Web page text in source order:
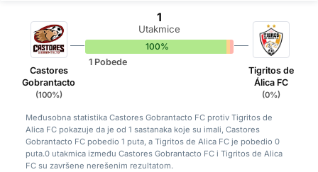
Castores
Gobrantacto
(100%)
1
Utakmice
100% 0%
0%
1 Pobede
Tigritos de
Álica FC
(0%)
Međusobna statistika Castores Gobrantacto FC protiv Tigritos de
Alica FC pokazuje da je od 1 sastanaka koje su imali, Castores
Gobrantacto FC pobedio 1 puta, a Tigritos de Alica FC je pobedio 0
puta.0 utakmica između Castores Gobrantacto FC i Tigritos de Alica
FC su završene nerešenim rezultatom.